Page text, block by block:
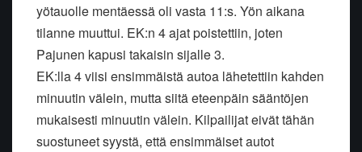
yötauolle mentäessä oli vasta 11:s. Yön aikana
tilanne muuttui. EK:n 4 ajat poistettiin, joten
Pajunen kapusi takaisin sijalle 3.
EK:lla 4 viisi ensimmäistä autoa lähetettiin kahden
minuutin välein, mutta siitä eteenpäin sääntöjen
mukaisesti minuutin välein. Kilpailijat eivät tähän
suostuneet syystä, että ensimmäiset autot